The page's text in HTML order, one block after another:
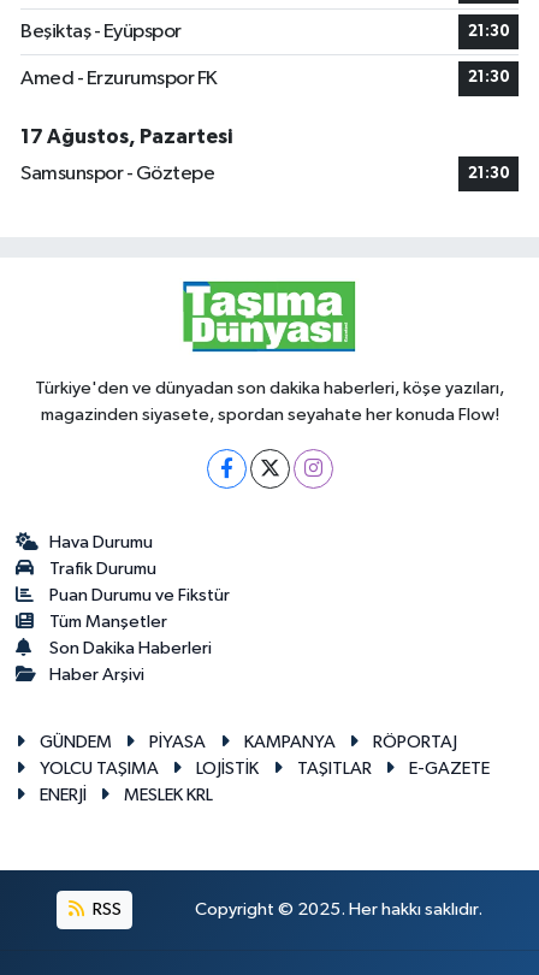
Beşiktaş - Eyüpspor 21:30
Amed - Erzurumspor FK 21:30
17 Ağustos, Pazartesi
Samsunspor - Göztepe
21:30
Türkiye'den ve dünyadan son dakika haberleri, köşe yazıları,
magazinden siyasete, spordan seyahate her konuda Flow!
Hava Durumu
Trafik Durumu
Puan Durumu ve Fikstür
Tüm Manşetler
Son Dakika Haberleri
Haber Arşivi
GÜNDEM PİYASA KAMPANYA
RÖPORTAJ
YOLCU TAŞIMA
LOJİSTİK TAŞITLAR
E-GAZETE
ENERJİ
MESLEK KRL
RSS Copyright © 2025. Her hakkı saklıdır.